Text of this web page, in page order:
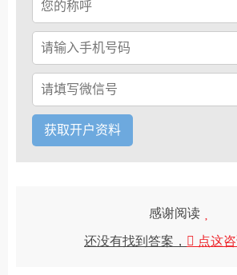
感谢阅读
还没有找到答案， 点这